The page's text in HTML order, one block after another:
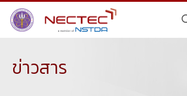
ข่าวสาร